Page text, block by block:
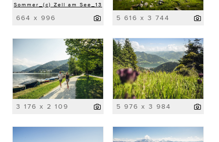
664 x 996 5 616 x 3 744
3 176 x 2 109 5 976 x 3 984